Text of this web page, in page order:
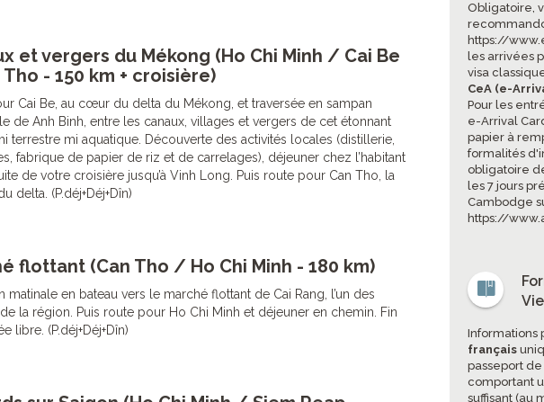
et vergers du Mékong (Ho Chi Minh / Cai Be
- 150 km + croisière)
Cai Be, au cœur du delta du Mékong, et traversée en sampan
de Anh Binh, entre les canaux, villages et vergers de cet étonnant
terrestre mi aquatique. Découverte des activités locales (distillerie,
fabrique de papier de riz et de carrelages), déjeuner chez l’habitant
de votre croisière jusqu’à Vinh Long. Puis route pour Can Tho, la
delta. (P.déj+Déj+Dîn)
flottant (Can Tho / Ho Chi Minh - 180 km)
matinale en bateau vers le marché flottant de Cai Rang, l’un des
la région. Puis route pour Ho Chi Minh et déjeuner en chemin. Fin
libre. (P.déj+Déj+Dîn)
Obligatoire,
https://
les arrivées
visa
CeA (e-
Pour les
e-Arrival
papier à
formalités
obligatoire
les 7 jours
Cambodge
https://
Informations
français
passeport
comportant
suffisant (au